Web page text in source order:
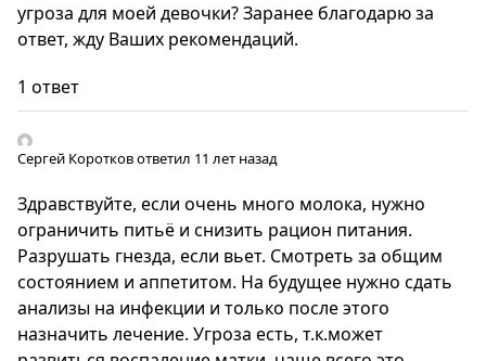
угроза для моей девочки? Заранее благодарю за
ответ, жду Ваших рекомендаций.
1 ответ
Сергей Коротковответил 11 лет назад
Здравствуйте, если очень много молока, нужно
ограничить питьё и снизить рацион питания.
Разрушать гнезда, если вьет. Смотреть за общим
состоянием и аппетитом. На будущее нужно сдать
анализы на инфекции и только после этого
назначить лечение. Угроза есть, т.к.может